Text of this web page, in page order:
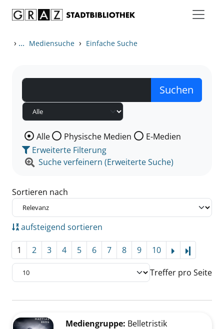
› ... Mediensuche › Einfache Suche
Wählen Sie die Medienart nach der Sie suchen wollen.
Alle Physische Medien
E-Medien
Erweiterte Filterung
Suche verfeinern (Erweiterte Suche)
Sortieren nach
aufsteigend sortieren
1 2 3 4 5 6 7 8 9 10
Treffer pro Seite
Zu den Suchfiltern springen
Mediengruppe: Belletristik